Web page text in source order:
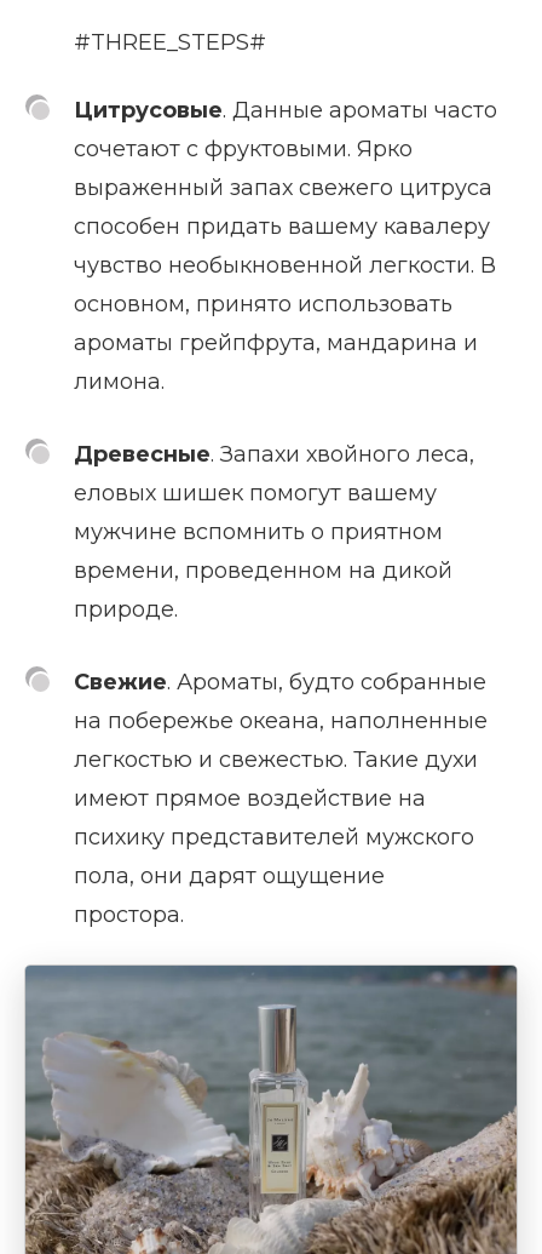
#THREE_STEPS#
Цитрусовые. Данные ароматы часто
сочетают с фруктовыми. Ярко
выраженный запах свежего цитруса
способен придать вашему кавалеру
чувство необыкновенной легкости. В
основном, принято использовать
ароматы грейпфрута, мандарина и
лимона.
Древесные. Запахи хвойного леса,
еловых шишек помогут вашему
мужчине вспомнить о приятном
времени, проведенном на дикой
природе.
Свежие. Ароматы, будто собранные
на побережье океана, наполненные
легкостью и свежестью. Такие духи
имеют прямое воздействие на
психику представителей мужского
пола, они дарят ощущение
простора.